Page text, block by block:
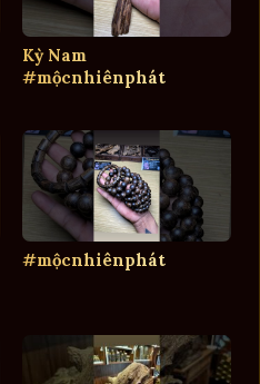
Kỳ Nam
#mộcnhiênphát
#mộcnhiênphát